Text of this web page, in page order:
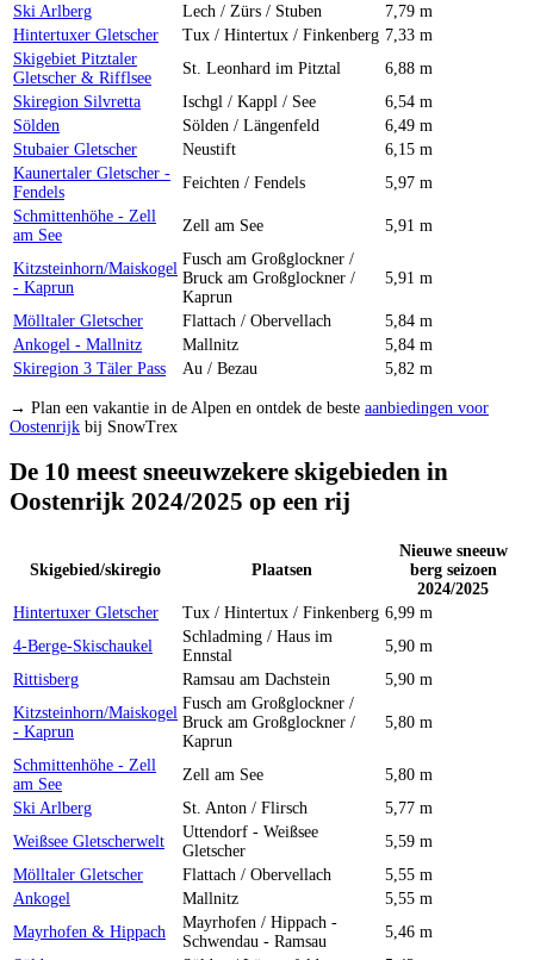
Ski Arlberg
Lech / Zürs / Stuben
7,79 m
Hintertuxer Gletscher
Tux / Hintertux / Finkenberg 7,33 m
Skigebiet Pitztaler
Gletscher & Rifflsee
St. Leonhard im Pitztal
6,88 m
Skiregion Silvretta
Ischgl / Kappl / See
6,54 m
Sölden
Sölden / Längenfeld
6,49 m
Stubaier Gletscher
Neustift
6,15 m
Kaunertaler Gletscher -
Fendels
Feichten / Fendels
5,97 m
Schmittenhöhe - Zell
am See
Zell am See 5,91 m
Kitzsteinhorn/Maiskogel
- Kaprun
Fusch am Großglockner /
Bruck am Großglockner /
Kaprun
5,91 m
Mölltaler Gletscher Flattach / Obervellach
5,84 m
Ankogel - Mallnitz
Mallnitz
5,84 m
Skiregion 3 Täler Pass
Au / Bezau 5,82 m
→ Plan een vakantie in de Alpen en ontdek de beste aanbiedingen voor
Oostenrijk bij SnowTrex
De 10 meest sneeuwzekere skigebieden in
Oostenrijk 2024/2025 op een rij
Skigebied/skiregio Plaatsen
Nieuwe sneeuw
berg seizoen
2024/2025
Hintertuxer Gletscher
Tux / Hintertux / Finkenberg 6,99 m
4-Berge-Skischaukel
Schladming / Haus im
Ennstal
5,90 m
Rittisberg
Ramsau am Dachstein
5,90 m
Kitzsteinhorn/Maiskogel
- Kaprun
Fusch am Großglockner /
Bruck am Großglockner /
Kaprun
5,80 m
Schmittenhöhe - Zell
am See
Zell am See
5,80 m
Ski Arlberg
St. Anton / Flirsch
5,77 m
Weißsee Gletscherwelt
Uttendorf - Weißsee
Gletscher
5,59 m
Mölltaler Gletscher
Flattach / Obervellach
5,55 m
Ankogel
Mallnitz
5,55 m
Mayrhofen & Hippach
Mayrhofen / Hippach -
Schwendau - Ramsau
5,46 m